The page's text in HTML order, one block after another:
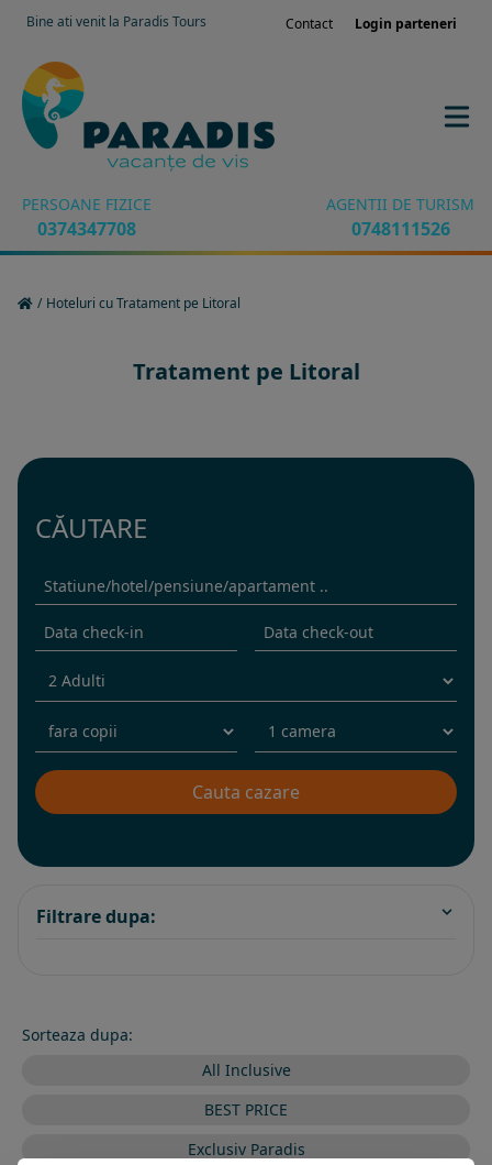
Bine ati venit la Paradis Tours Contact Login parteneri
PERSOANE FIZICE
0374347708
AGENTII DE TURISM
0748111526
/ Hoteluri cu Tratament pe Litoral
Tratament pe Litoral
CĂUTARE
Filtrare dupa:
Sorteaza dupa:
All Inclusive
BEST PRICE
Exclusiv Paradis